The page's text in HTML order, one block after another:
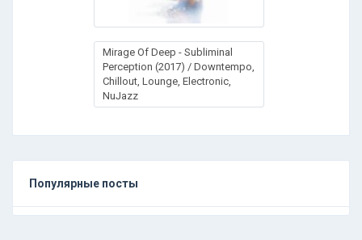
Mirage Of Deep - Subliminal
Perception (2017) / Downtempo,
Chillout, Lounge, Electronic,
NuJazz
Популярные посты